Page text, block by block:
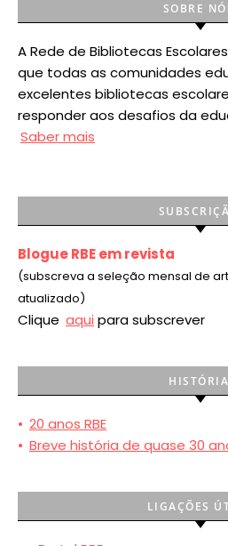
SOBRE
A Rede de Bibliotecas
que todas as comunidades
excelentes bibliotecas
responder aos desafios da
Saber mais
Blogue RBE em revista
(subscreva a seleção mensal de
atualizado)
Clique aqui para subscrever
HISTÓRIA
• 20 anos RBE
• Breve história de quase 30
LIGAÇÕES